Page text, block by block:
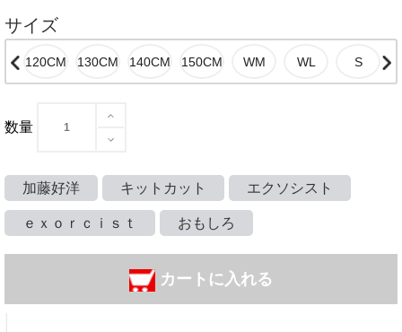
サイズ
数量
加藤好洋 キットカット エクソシスト
ｅｘｏｒｃｉｓｔ おもしろ
カートに入れる